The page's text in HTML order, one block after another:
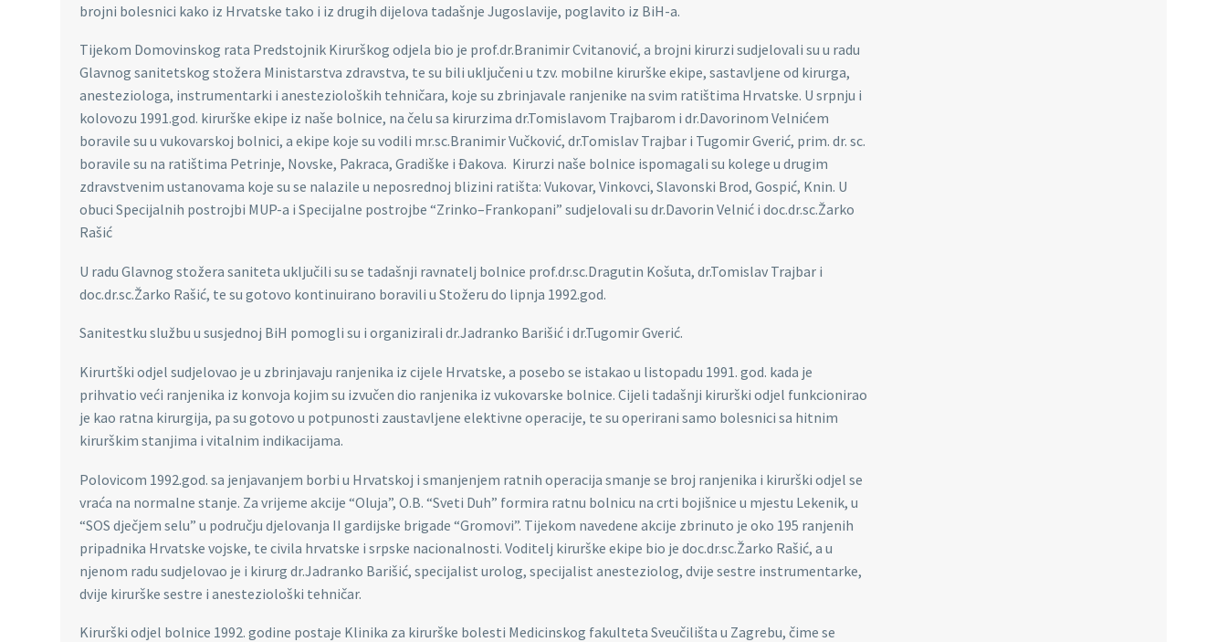
brojni bolesnici kako iz Hrvatske tako i iz drugih dijelova tadašnje Jugoslavije, poglavito iz BiH-a.
Tijekom Domovinskog rata Predstojnik Kirurškog odjela bio je prof.dr.Branimir Cvitanović, a brojni kirurzi sudjelovali su u radu
Glavnog sanitetskog stožera Ministarstva zdravstva, te su bili uključeni u tzv. mobilne kirurške ekipe, sastavljene od kirurga,
anesteziologa, instrumentarki i anestezioloških tehničara, koje su zbrinjavale ranjenike na svim ratištima Hrvatske. U srpnju i
kolovozu 1991.god. kirurške ekipe iz naše bolnice, na čelu sa kirurzima dr.Tomislavom Trajbarom i dr.Davorinom Velnićem
boravile su u vukovarskoj bolnici, a ekipe koje su vodili mr.sc.Branimir Vučković, dr.Tomislav Trajbar i Tugomir Gverić, prim. dr. sc.
boravile su na ratištima Petrinje, Novske, Pakraca, Gradiške i Đakova. Kirurzi naše bolnice ispomagali su kolege u drugim
zdravstvenim ustanovama koje su se nalazile u neposrednoj blizini ratišta: Vukovar, Vinkovci, Slavonski Brod, Gospić, Knin. U
obuci Specijalnih postrojbi MUP-a i Specijalne postrojbe “Zrinko–Frankopani” sudjelovali su dr.Davorin Velnić i doc.dr.sc.Žarko
Rašić
U radu Glavnog stožera saniteta uključili su se tadašnji ravnatelj bolnice prof.dr.sc.Dragutin Košuta, dr.Tomislav Trajbar i
doc.dr.sc.Žarko Rašić, te su gotovo kontinuirano boravili u Stožeru do lipnja 1992.god.
Sanitestku službu u susjednoj BiH pomogli su i organizirali dr.Jadranko Barišić i dr.Tugomir Gverić.
Kirurtški odjel sudjelovao je u zbrinjavaju ranjenika iz cijele Hrvatske, a posebo se istakao u listopadu 1991. god. kada je
prihvatio veći ranjenika iz konvoja kojim su izvučen dio ranjenika iz vukovarske bolnice. Cijeli tadašnji kirurški odjel funkcionirao
je kao ratna kirurgija, pa su gotovo u potpunosti zaustavljene elektivne operacije, te su operirani samo bolesnici sa hitnim
kirurškim stanjima i vitalnim indikacijama.
Polovicom 1992.god. sa jenjavanjem borbi u Hrvatskoj i smanjenjem ratnih operacija smanje se broj ranjenika i kirurški odjel se
vraća na normalne stanje. Za vrijeme akcije “Oluja”, O.B. “Sveti Duh” formira ratnu bolnicu na crti bojišnice u mjestu Lekenik, u
“SOS dječjem selu” u području djelovanja II gardijske brigade “Gromovi”. Tijekom navedene akcije zbrinuto je oko 195 ranjenih
pripadnika Hrvatske vojske, te civila hrvatske i srpske nacionalnosti. Voditelj kirurške ekipe bio je doc.dr.sc.Žarko Rašić, a u
njenom radu sudjelovao je i kirurg dr.Jadranko Barišić, specijalist urolog, specijalist anesteziolog, dvije sestre instrumentarke,
dvije kirurške sestre i anesteziološki tehničar.
Kirurški odjel bolnice 1992. godine postaje Klinika za kirurške bolesti Medicinskog fakulteta Sveučilišta u Zagrebu, čime se